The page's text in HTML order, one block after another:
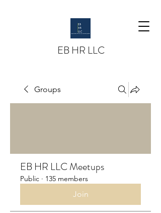
EB HR LLC
Groups
EB HR LLC Meetups
Public · 135 members
Join